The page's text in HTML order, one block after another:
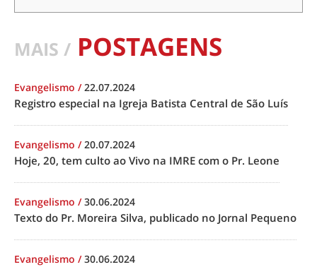
MAIS / POSTAGENS
Evangelismo /22.07.2024
Registro especial na Igreja Batista Central de São Luís
Evangelismo /20.07.2024
Hoje, 20, tem culto ao Vivo na IMRE com o Pr. Leone
Evangelismo /30.06.2024
Texto do Pr. Moreira Silva, publicado no Jornal Pequeno
Evangelismo /30.06.2024